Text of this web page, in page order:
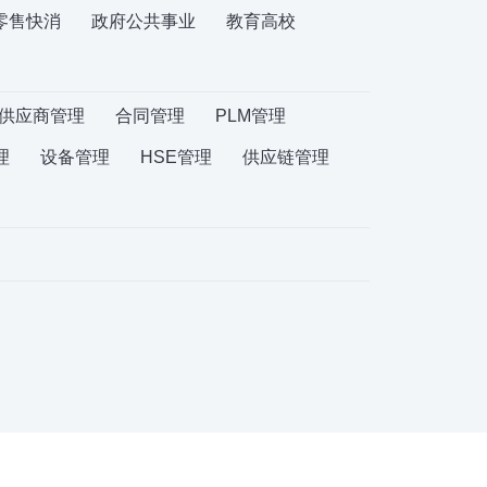
售快消 政府公共事业 教育高校
应商管理 合同管理 PLM管理
设备管理 HSE管理 供应链管理